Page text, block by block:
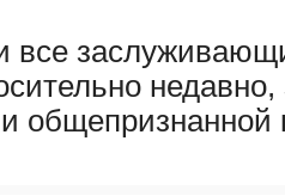
все
недавно,
общепризнанной